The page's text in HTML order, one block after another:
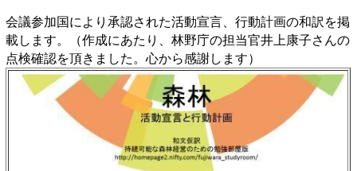
会議参加国により承認された活動宣言、行動計画の和訳を掲
載します。（作成にあたり、林野庁の担当官井上康子さんの
点検確認を頂きました。心から感謝します）